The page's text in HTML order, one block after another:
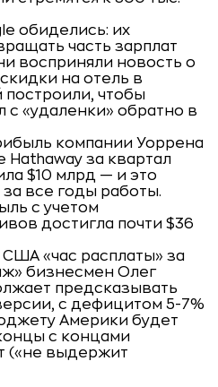
обиделись: их
часть зарплат
восприняли новость о
на отель в
построили, чтобы
с «удаленки» обратно в
компании Уоррена
Hathaway за квартал
$10 млрд — и это
все годы работы.
с учетом
достигла почти $36
«час расплаты» за
бизнесмен Олег
предсказывать
с дефицитом 5-7%
Америки будет
с концами
(«не выдержит